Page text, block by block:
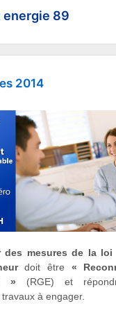
89
2014
des mesures de la
doit être «
» (RGE) et
à engager.